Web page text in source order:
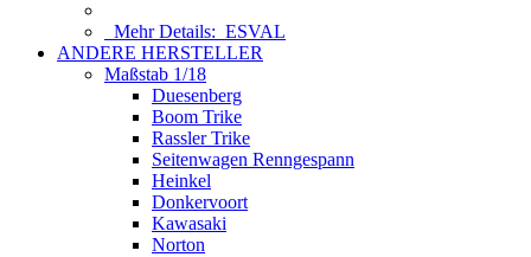
Mehr Details: ESVAL
ANDERE HERSTELLER
Maßstab 1/18
Duesenberg
Boom Trike
Rassler Trike
Seitenwagen Renngespann
Heinkel
Donkervoort
Kawasaki
Norton